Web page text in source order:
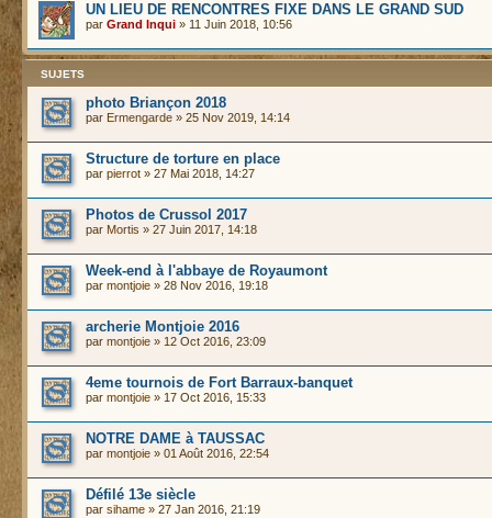
UN LIEU DE RENCONTRES FIXE DANS LE GRAND SUD
par Grand Inqui » 11 Juin 2018, 10:56
SUJETS
photo Briançon 2018
par Ermengarde » 25 Nov 2019, 14:14
Structure de torture en place
par pierrot » 27 Mai 2018, 14:27
Photos de Crussol 2017
par Mortis » 27 Juin 2017, 14:18
Week-end à l'abbaye de Royaumont
par montjoie » 28 Nov 2016, 19:18
archerie Montjoie 2016
par montjoie » 12 Oct 2016, 23:09
4eme tournois de Fort Barraux-banquet
par montjoie » 17 Oct 2016, 15:33
NOTRE DAME à TAUSSAC
par montjoie » 01 Août 2016, 22:54
Défilé 13e siècle
par sihame » 27 Jan 2016, 21:19